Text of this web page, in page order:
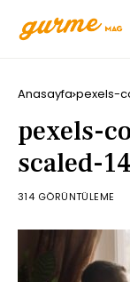
Anasayfa pexels-
pexels-
scaled-
314 GÖRÜNTÜLEME